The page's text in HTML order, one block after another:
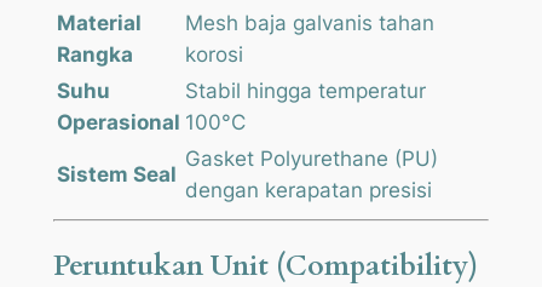
Material
Rangka
Mesh baja galvanis tahan
korosi
Suhu
Operasional
Stabil hingga temperatur
100°C
Sistem Seal
Gasket Polyurethane (PU)
dengan kerapatan presisi
Peruntukan Unit (Compatibility)